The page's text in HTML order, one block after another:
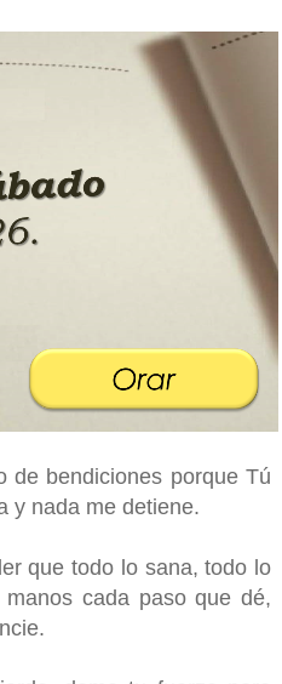
de bendiciones porque Tú
y nada me detiene.
que todo lo sana, todo lo
cada paso que dé,